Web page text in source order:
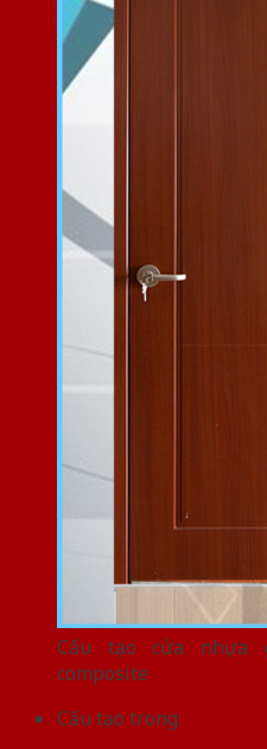
Cấu tạo cửa nhựa
composite
Cấu tạo trong: